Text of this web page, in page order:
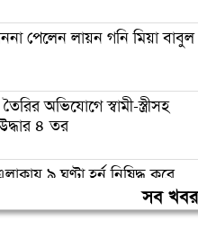
পেলেন লায়ন গনি মিয়া বাবুল
অভিযোগে স্বামী-স্ত্রীসহ
৪ তর
৯ ঘণ্টা হর্ন নিষিদ্ধ করে
সব